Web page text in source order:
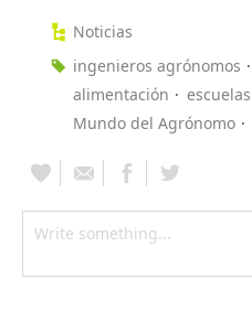
Noticias
ingenieros agrónomos
alimentación
escuelas
Mundo del Agrónomo